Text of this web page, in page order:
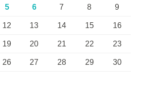
5 6 7 8 9
12 13 14 15 16
19 20 21 22 23
26 27 28 29 30